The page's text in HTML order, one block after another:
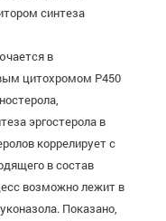
синтеза
в
цитохромом P450
эргостерола в
коррелирует с
в состав
возможно лежит в
Показано,